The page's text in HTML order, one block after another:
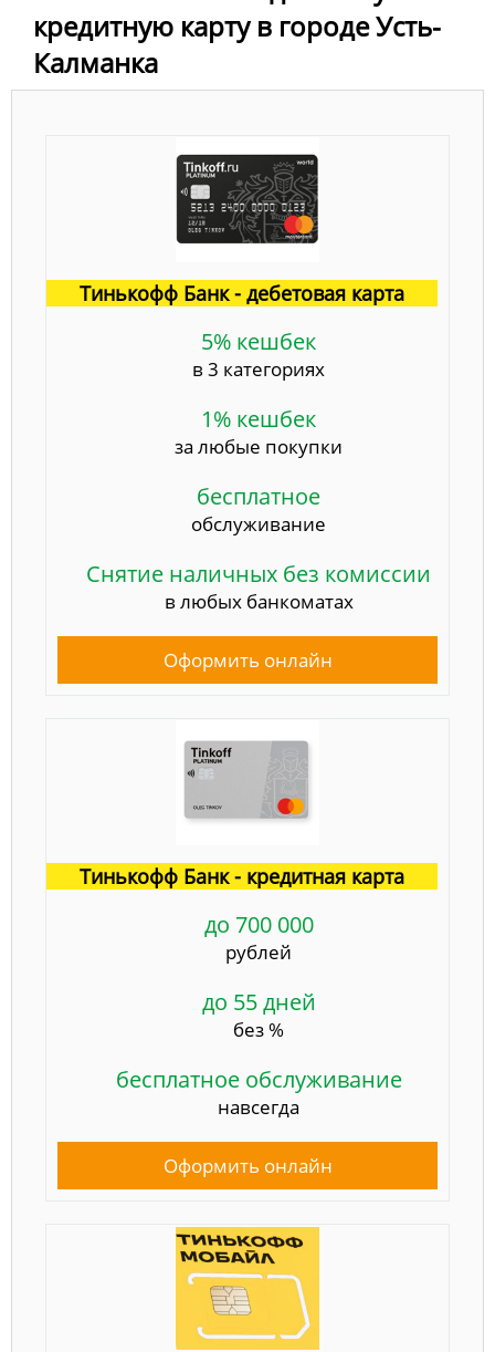
кредитную карту в городе Усть-
Калманка
Тинькофф Банк - дебетовая карта
5% кешбек
в 3 категориях
1% кешбек
за любые покупки
бесплатное
обслуживание
Снятие наличных без комиссии
в любых банкоматах
Оформить онлайн
Тинькофф Банк - кредитная карта
до 700 000
рублей
до 55 дней
без %
бесплатное обслуживание
навсегда
Оформить онлайн